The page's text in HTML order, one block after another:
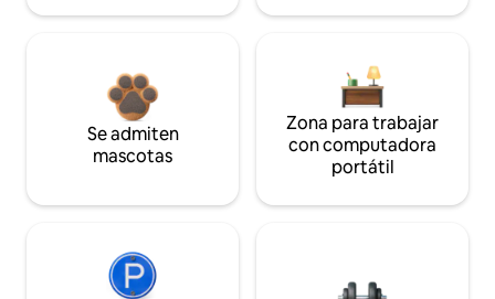
Se admiten
mascotas
Zona para trabajar
con computadora
portátil